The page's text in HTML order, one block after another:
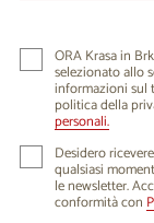
ORA Krasa in
selezionato allo
informazioni sul
politica della
personali.
Desidero
qualsiasi
le newsletter.
conformità con